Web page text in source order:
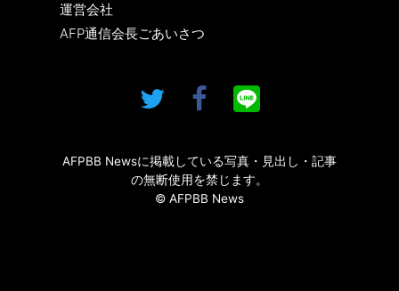
運営会社
AFP通信会長ごあいさつ
AFPBB Newsに掲載している写真・見出し・記事
の無断使用を禁じます。
© AFPBB News